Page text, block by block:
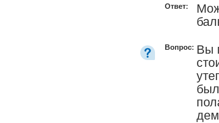
Ответ:
Вопрос: Вы